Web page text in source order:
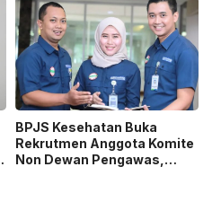
BPJS Kesehatan Buka
Rekrutmen Anggota Komite
Non Dewan Pengawas,